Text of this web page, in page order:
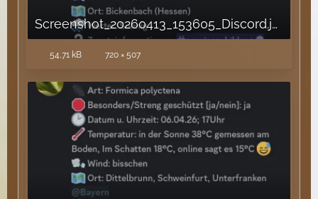
Screenshot_20260413_153605_Discord.jpg
54,71 kB 720 × 507